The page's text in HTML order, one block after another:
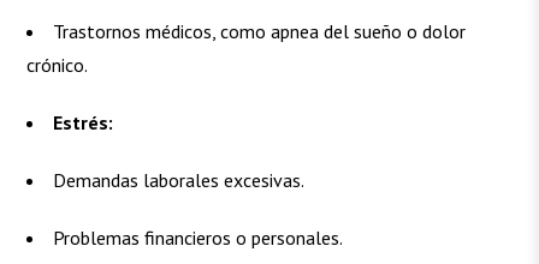
Trastornos médicos, como apnea del sueño o dolor
crónico.
Estrés:
Demandas laborales excesivas.
Problemas financieros o personales.